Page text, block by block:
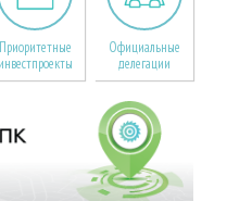
Приоритетные
инвестпроекты
Официальные
делегации